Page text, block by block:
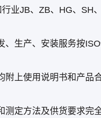
业JB、ZB、HG、SH
、生产、安装服务按
附上使用说明书和产品
测定方法及供货要求完